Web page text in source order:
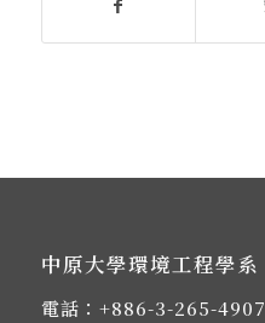
中原大學環境工程學系
電話： +886-3-265-4907